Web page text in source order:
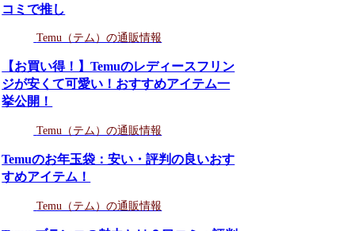
コミで推し
Temu（テム）の通販情報
【お買い得！】Temuのレディースフリン
ジが安くて可愛い！おすすめアイテム一
挙公開！
Temu（テム）の通販情報
Temuのお年玉袋：安い・評判の良いおす
すめアイテム！
Temu（テム）の通販情報